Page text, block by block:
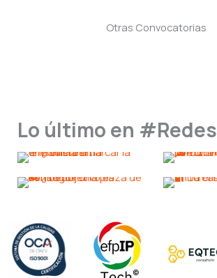
Otras Convocatorias
Lo último en #Redes